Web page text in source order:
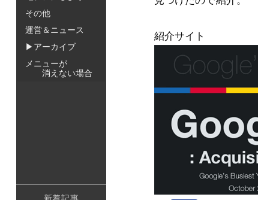
その他
運営＆ニュース
▶アーカイブ
メニューが
消えない場合
紹介サイト